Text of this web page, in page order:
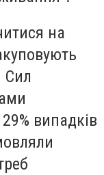
на
Сил
випадків